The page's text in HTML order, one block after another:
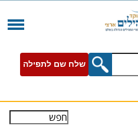
שלח שם לתפילה